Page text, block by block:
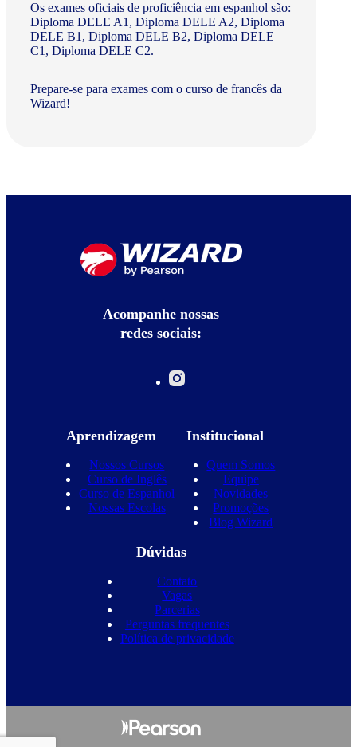
Os exames oficiais de proficiência em espanhol são:
Diploma DELE A1, Diploma DELE A2, Diploma
DELE B1, Diploma DELE B2, Diploma DELE
C1, Diploma DELE C2.
Prepare-se para exames com o curso de francês da
Wizard!
Acompanhe nossas
redes sociais:
Aprendizagem
Nossos Cursos
Curso de Inglês
Curso de Espanhol
Nossas Escolas
Institucional
Quem Somos
Equipe
Novidades
Promoções
Blog Wizard
Dúvidas
Contato
Vagas
Parcerias
Perguntas frequentes
Política de privacidade